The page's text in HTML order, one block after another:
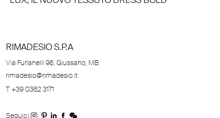
RIMADESIO S.P.A
Via Furlanelli 96, Giussano, MB
rimadesio@rimadesio.it
T +39 0362 3171
Seguici